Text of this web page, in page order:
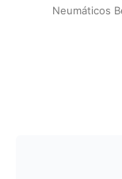
Neumáticos